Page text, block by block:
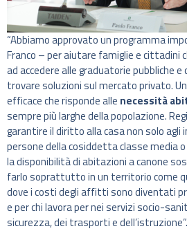
“Abbiamo approvato un programma
Franco – per aiutare famiglie e cittadini
ad accedere alle graduatorie pubbliche
trovare soluzioni sul mercato privato.
efficace che risponde alle necessità
sempre più larghe della popolazione.
garantire il diritto alla casa non solo agli
persone della cosiddetta classe media
la disponibilità di abitazioni a canone
farlo soprattutto in un territorio come
dove i costi degli affitti sono diventati
e per chi lavora per nei servizi socio-
sicurezza, dei trasporti e dell’istruzione”.